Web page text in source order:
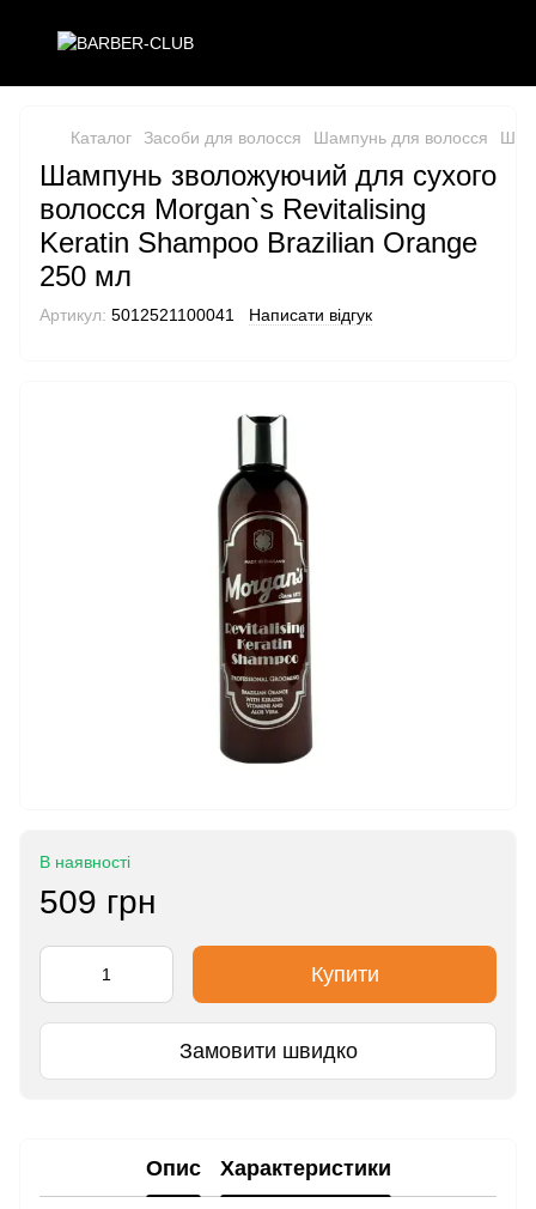
Каталог Засоби для волосся Шампунь для волосся
Шампунь зволожуючий для сухого
волосся Morgan`s Revitalising
Keratin Shampoo Brazilian Orange
250 мл
Артикул: 5012521100041 Написати відгук
В наявності
509 грн
Купити
Замовити швидко
Опис Характеристики